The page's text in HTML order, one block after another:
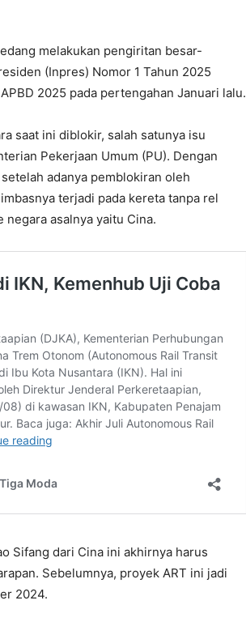
melakukan pengiritan besar-
(Inpres) Nomor 1 Tahun 2025
2025 pada pertengahan Januari lalu.
saat ini diblokir, salah satunya isu
Pekerjaan Umum (PU). Dengan
adanya pemblokiran oleh
terjadi pada kereta tanpa rel
asalnya yaitu Cina.
Sifang dari Cina ini akhirnya harus
Sebelumnya, proyek ART ini jadi
2024.